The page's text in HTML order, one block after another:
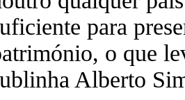
para
o que
Alberto